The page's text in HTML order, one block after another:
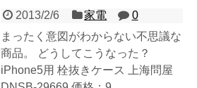
2013/2/6 家電
0
まったく意図がわからない不思議な
商品。 どうしてこうなった？
iPhone5用 栓抜きケース 上海問屋